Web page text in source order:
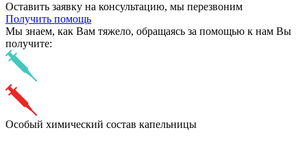
Оставить заявку на консультацию, мы перезвоним
Получить помощь
Мы знаем, как Вам тяжело, обращаясь за помощью к нам Вы
получите:
Особый химический состав капельницы